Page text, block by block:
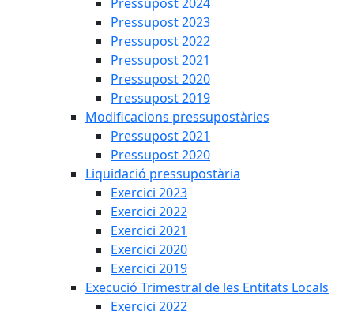
Pressupost 2023
Pressupost 2022
Pressupost 2021
Pressupost 2020
Pressupost 2019
Modificacions pressupostàries
Pressupost 2021
Pressupost 2020
Liquidació pressupostària
Exercici 2023
Exercici 2022
Exercici 2021
Exercici 2020
Exercici 2019
Execució Trimestral de les Entitats Locals
Exercici 2022